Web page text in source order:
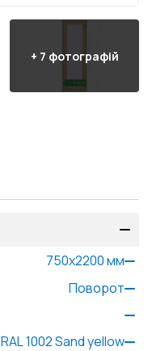
+ 7 фотографій
750x2200мм
Поворот
RAL 1002 Sand yellow